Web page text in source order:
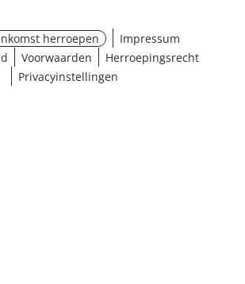
herroepen
Impressum
Voorwaarden
Herroepingsrecht
Privacyinstellingen